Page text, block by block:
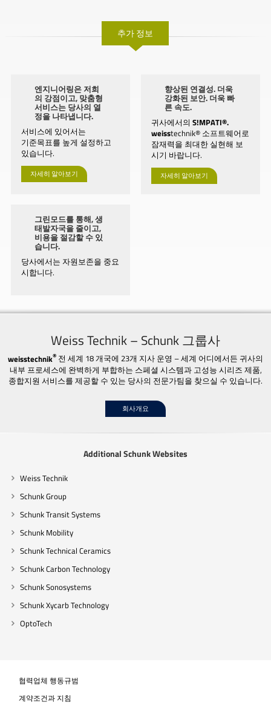
추가 정보
엔지니어링은 저희
의 강점이고, 맞춤형
서비스는 당사의 열
정을 나타냅니다.
서비스에 있어서는
기준목표를 높게 설정하고
있습니다.
자세히 알아보기
향상된 연결성. 더욱
강화된 보안. 더욱 빠
른 속도.
귀사에서의 S!MPATI®.
weisstechnik® 소프트웨어로
잠재력을 최대한 실현해 보
시기 바랍니다.
자세히 알아보기
그린모드를 통해, 생
태발자국을 줄이고,
비용을 절감할 수 있
습니다.
당사에서는 자원보존을 중요
시합니다.
Weiss Technik – Schunk 그룹사
weisstechnik® 전 세계 18 개국에 23개 지사 운영 – 세계 어디에서든 귀사의
내부 프로세스에 완벽하게 부합하는 스페셜 시스템과 고성능 시리즈 제품,
종합지원 서비스를 제공할 수 있는 당사의 전문가팀을 찾으실 수 있습니다.
회사개요
Additional Schunk Websites
Weiss Technik
Schunk Group
Schunk Transit Systems
Schunk Mobility
Schunk Technical Ceramics
Schunk Carbon Technology
Schunk Sonosystems
Schunk Xycarb Technology
OptoTech
협력업체 행동규범
계약조건과 지침